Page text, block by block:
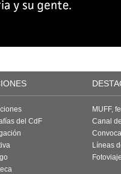
del CdF
MUFF,
Canal
Líneas